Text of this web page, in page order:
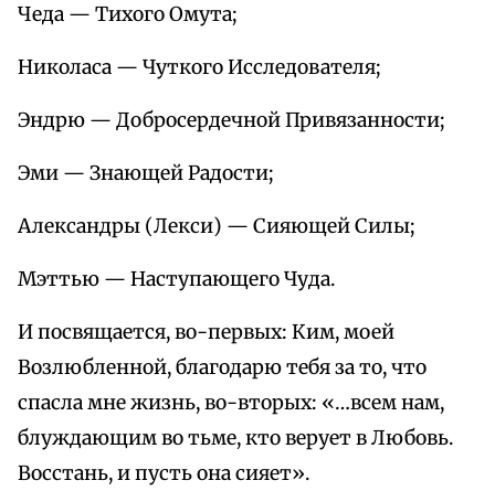
Чеда — Тихого Омута;
Николаса — Чуткого Исследователя;
Эндрю — Добросердечной Привязанности;
Эми — Знающей Радости;
Александры (Лекси) — Сияющей Силы;
Мэттью — Наступающего Чуда.
И посвящается, во-первых: Ким, моей
Возлюбленной, благодарю тебя за то, что
спасла мне жизнь, во-вторых: «…всем нам,
блуждающим во тьме, кто верует в Любовь.
Восстань, и пусть она сияет».